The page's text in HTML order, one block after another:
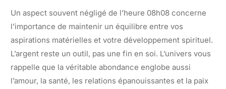
Un aspect souvent négligé de l’heure 08h08 concerne
l’importance de maintenir un équilibre entre vos
aspirations matérielles et votre développement spirituel.
L’argent reste un outil, pas une fin en soi. L’univers vous
rappelle que la véritable abondance englobe aussi
l’amour, la santé, les relations épanouissantes et la paix